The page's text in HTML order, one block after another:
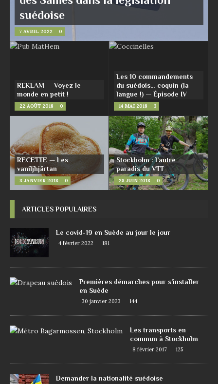
suédoise
7 AVRIL 2022 0
REKLAM — Voyez le
monde en petit !
22 AOÛT 2018 0
Les 10 commandements
du suédois… coquin (la
langue !) — Épisode IV
14 MAI 2018 3
RECETTE — Les
vaniljhjärtan
3 JANVIER 2018 0
Stockholm : l’autre
paradis du VTT
28 JUIN 2018 0
ARTICLES POPULAIRES
Le covid-19 en Suède au jour le jour
4 février 2022 181
Premières démarches pour s’installer
en Suède
30 janvier 2023 144
Les transports en
commun à Stockholm
8 février 2017 125
Demander la nationalité suédoise